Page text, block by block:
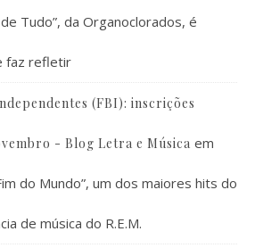
Tudo”, da Organoclorados, é
faz refletir
(FBI): inscrições
- Blog Letra e Música em
do Mundo”, um dos maiores hits do
de música do R.E.M.